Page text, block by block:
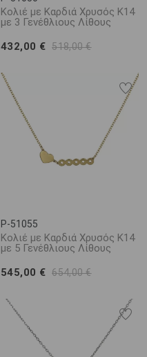
Κολιέ με Καρδιά Χρυσός Κ14
με 3 Γενέθλιους Λίθους
432,00 € 518,00 €
P-51055
Κολιέ με Καρδιά Χρυσός Κ14
με 5 Γενέθλιους Λίθους
545,00 € 654,00 €